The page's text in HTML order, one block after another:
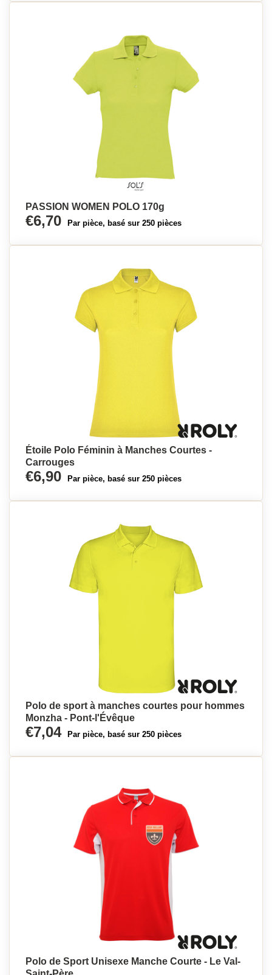
PASSION WOMEN POLO 170g
€6,70 Par pièce, basé sur 250 pièces
Étoile Polo Féminin à Manches Courtes -
Carrouges
€6,90 Par pièce, basé sur 250 pièces
Polo de sport à manches courtes pour hommes
Monzha - Pont-l'Évêque
€7,04 Par pièce, basé sur 250 pièces
Polo de Sport Unisexe Manche Courte - Le Val-